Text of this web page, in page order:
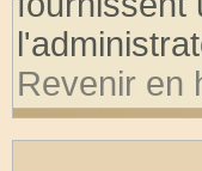
Revenir en